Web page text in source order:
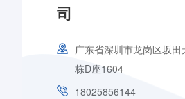
司
广东省深圳市龙岗区坂田
栋D座1604
18025856144